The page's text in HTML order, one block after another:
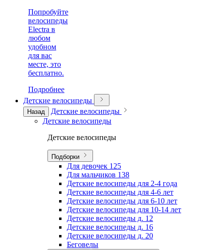
Попробуйте
велосипеды
Electra в
любом
удобном
для вас
месте, это
бесплатно.
Подробнее
Детские велосипеды
Назад
Детские велосипеды
Детские велосипеды
Детские велосипеды
Подборки
Для девочек 125
Для мальчиков 138
Детские велосипеды для 2-4 года
Детские велосипеды для 4-6 лет
Детские велосипеды для 6-10 лет
Детские велосипеды для 10-14 лет
Детские велосипеды д. 12
Детские велосипеды д. 16
Детские велосипеды д. 20
Беговелы